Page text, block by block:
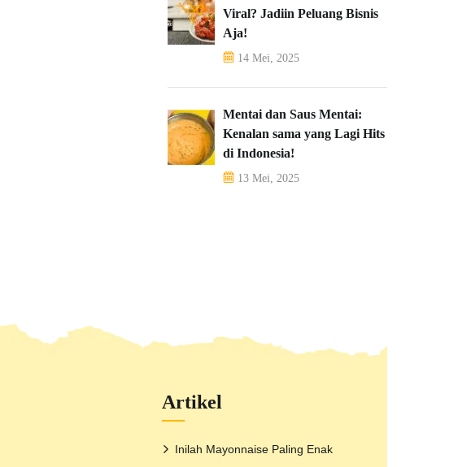
Viral? Jadiin Peluang Bisnis
Aja!
14 Mei, 2025
Mentai dan Saus Mentai:
Kenalan sama yang Lagi Hits
di Indonesia!
13 Mei, 2025
Artikel
Inilah Mayonnaise Paling Enak